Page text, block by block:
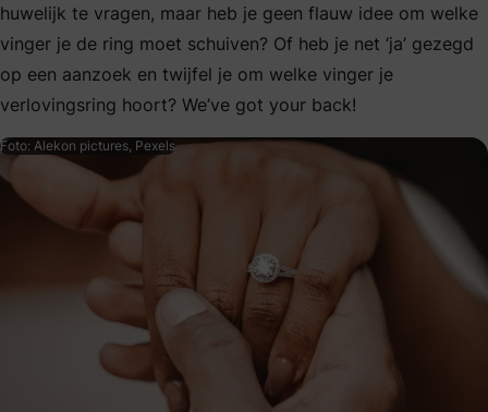
Heb je alle moed bij elkaar geraapt om je partner ten
huwelijk te vragen, maar heb je geen flauw idee om welke
vinger je de ring moet schuiven? Of heb je net ‘ja’ gezegd
op een aanzoek en twijfel je om welke vinger je
verlovingsring hoort? We’ve got your back!
Foto: Alekon pictures, Pexels